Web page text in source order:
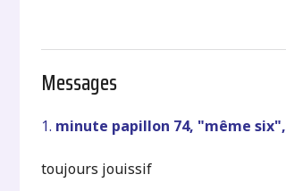
Messages
1. minute papillon 74, "même six",
toujours jouissif